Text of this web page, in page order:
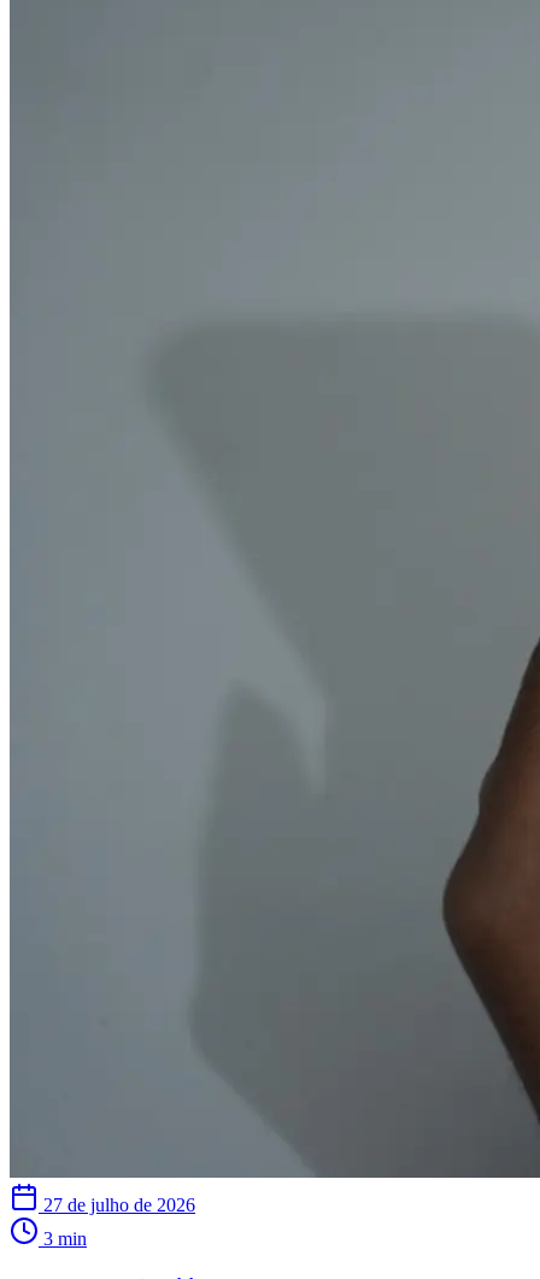
27 de julho de 2026
3 min